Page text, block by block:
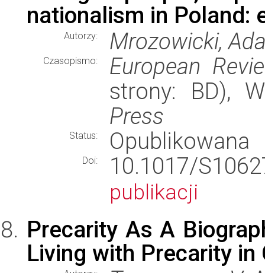
nationalism in Poland:
Autorzy: Mrozowicki,
Czasopismo:
European
strony: BD),
Press
Status: Opublikowana
Doi: 10.1017/
publikacji
Precarity As A
Living with Precarity in